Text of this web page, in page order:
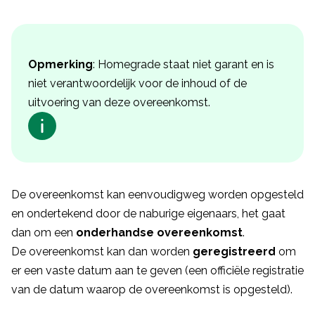
Opmerking: Homegrade staat niet garant en is
niet verantwoordelijk voor de inhoud of de
uitvoering van deze overeenkomst.
De overeenkomst kan eenvoudigweg worden opgesteld
en ondertekend door de naburige eigenaars, het gaat
dan om een onderhandse overeenkomst.
De overeenkomst kan dan worden geregistreerd om
er een vaste datum aan te geven (een officiële registratie
van de datum waarop de overeenkomst is opgesteld).